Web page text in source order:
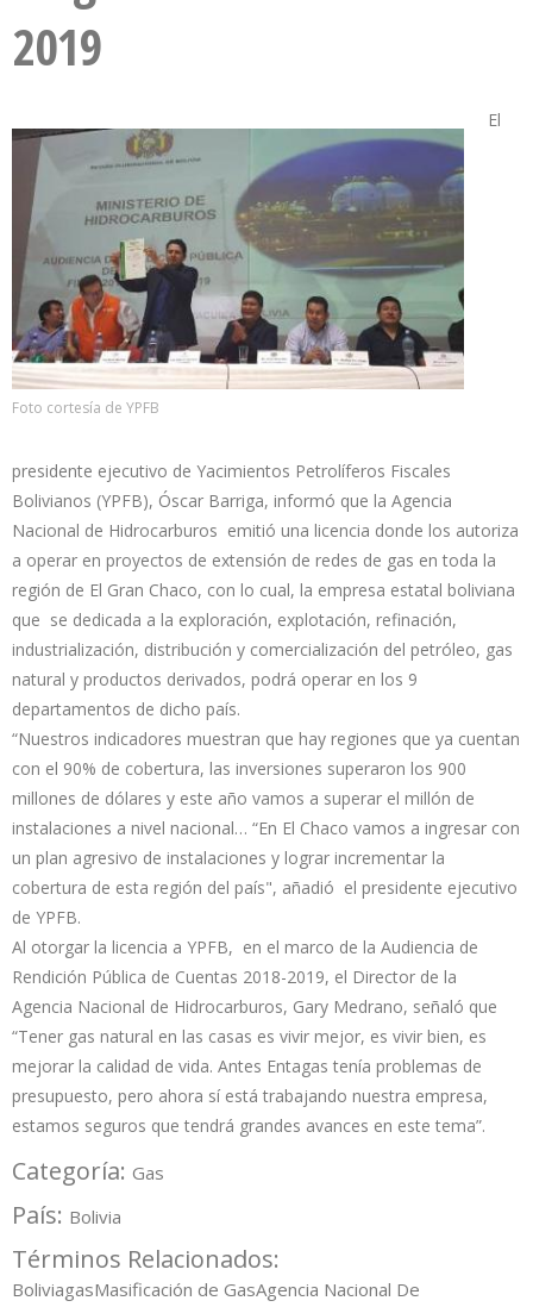
2019
Foto cortesía de YPFB
El
presidente ejecutivo de Yacimientos Petrolíferos Fiscales
Bolivianos (YPFB), Óscar Barriga, informó que la Agencia
Nacional de Hidrocarburos emitió una licencia donde los autoriza
a operar en proyectos de extensión de redes de gas en toda la
región de El Gran Chaco, con lo cual, la empresa estatal boliviana
que se dedicada a la exploración, explotación, refinación,
industrialización, distribución y comercialización del petróleo, gas
natural y productos derivados, podrá operar en los 9
departamentos de dicho país.
“Nuestros indicadores muestran que hay regiones que ya cuentan
con el 90% de cobertura, las inversiones superaron los 900
millones de dólares y este año vamos a superar el millón de
instalaciones a nivel nacional… “En El Chaco vamos a ingresar con
un plan agresivo de instalaciones y lograr incrementar la
cobertura de esta región del país", añadió el presidente ejecutivo
de YPFB.
Al otorgar la licencia a YPFB, en el marco de la Audiencia de
Rendición Pública de Cuentas 2018-2019, el Director de la
Agencia Nacional de Hidrocarburos, Gary Medrano, señaló que
“Tener gas natural en las casas es vivir mejor, es vivir bien, es
mejorar la calidad de vida. Antes Entagas tenía problemas de
presupuesto, pero ahora sí está trabajando nuestra empresa,
estamos seguros que tendrá grandes avances en este tema”.
Categoría: Gas
País: Bolivia
Términos Relacionados:
BoliviagasMasificación de GasAgencia Nacional De